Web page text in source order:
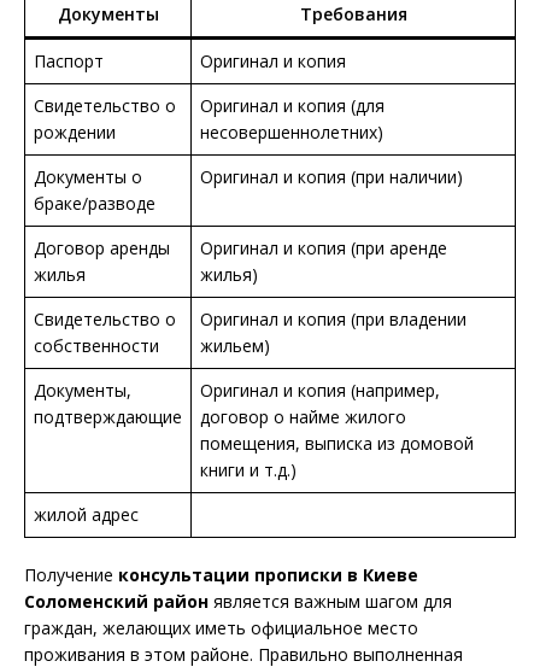
Документы Требования
Паспорт
Оригинал и копия
Свидетельство о
рождении
Оригинал и копия (для
несовершеннолетних)
Документы о
браке/разводе
Оригинал и копия (при наличии)
Договор аренды
жилья
Оригинал и копия (при аренде
жилья)
Свидетельство о
собственности
Оригинал и копия (при владении
жильем)
Документы,
подтверждающие
Оригинал и копия (например,
договор о найме жилого
помещения, выписка из домовой
книги и т.д.)
жилой адрес
Получение консультации прописки в Киеве
Соломенский район является важным шагом для
граждан, желающих иметь официальное место
проживания в этом районе. Правильно выполненная